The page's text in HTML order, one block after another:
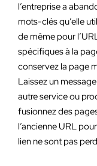
l’entreprise a
mots-clés qu’elle
de même pour
spécifiques à la
conservez la page
Laissez un
autre service ou
fusionnez des
l’ancienne URL
lien ne sont pas